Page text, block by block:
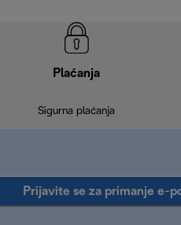
Plaćanja
Sigurna plaćanja
Prijavite se za primanje e-